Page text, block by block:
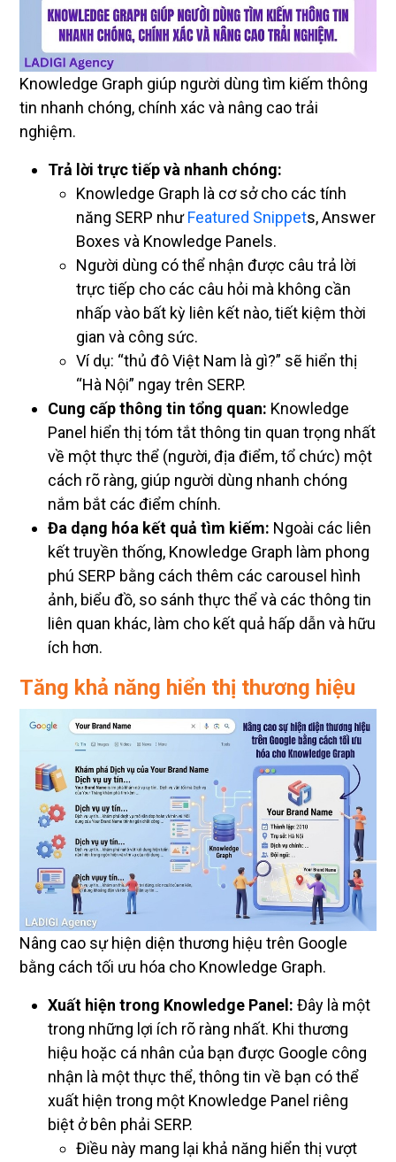
Knowledge Graph giúp người dùng tìm kiếm thông
tin nhanh chóng, chính xác và nâng cao trải
nghiệm.
Trả lời trực tiếp và nhanh chóng:
Knowledge Graph là cơ sở cho các tính
năng SERP nhưFeatured Snippets, Answer
Boxes và Knowledge Panels.
Người dùng có thể nhận được câu trả lời
trực tiếp cho các câu hỏi mà không cần
nhấp vào bất kỳ liên kết nào, tiết kiệm thời
gian và công sức.
Ví dụ: “thủ đô Việt Nam là gì?” sẽ hiển thị
“Hà Nội” ngay trên SERP.
Cung cấp thông tin tổng quan: Knowledge
Panel hiển thị tóm tắt thông tin quan trọng nhất
về một thực thể (người, địa điểm, tổ chức) một
cách rõ ràng, giúp người dùng nhanh chóng
nắm bắt các điểm chính.
Đa dạng hóa kết quả tìm kiếm: Ngoài các liên
kết truyền thống, Knowledge Graph làm phong
phú SERP bằng cách thêm các carousel hình
ảnh, biểu đồ, so sánh thực thể và các thông tin
liên quan khác, làm cho kết quả hấp dẫn và hữu
ích hơn.
Tăng khả năng hiển thị thương hiệu
Nâng cao sự hiện diện thương hiệu trên Google
bằng cách tối ưu hóa cho Knowledge Graph.
Xuất hiện trong Knowledge Panel: Đây là một
trong những lợi ích rõ ràng nhất. Khi thương
hiệu hoặc cá nhân của bạn được Google công
nhận là một thực thể, thông tin về bạn có thể
xuất hiện trong một Knowledge Panel riêng
biệt ở bên phải SERP.
Điều này mang lại khả năng hiển thị vượt